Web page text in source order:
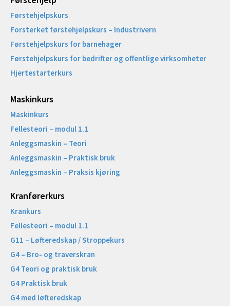
Førstehjelpskurs
Forsterket førstehjelpskurs – Industrivern
Førstehjelpskurs for barnehager
Førstehjelpskurs for bedrifter og offentlige virksomheter
Hjertestarterkurs
Maskinkurs
Maskinkurs
Fellesteori – modul 1.1
Anleggsmaskin – Teori
Anleggsmaskin – Praktisk bruk
Anleggsmaskin – Praksis kjøring
Kranførerkurs
Krankurs
Fellesteori – modul 1.1
G11 – Løfteredskap / Stroppekurs
G4 – Bro- og traverskran
G4 Teori og praktisk bruk
G4 Praktisk bruk
G4 med løfteredskap